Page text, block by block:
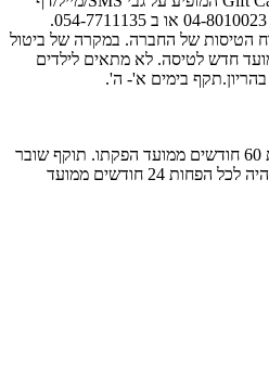
מודפס. לפרטים נוספים והזמנות: 04-8010023 או ב 054-7711135.
הטיסות של החברה. במקרה של ביטול
חדש לטיסה. לא מתאים לילדים
תוקף שובר כספי הינו לכל הפחות 60 חודשים ממועד הפקתו. תוקף שובר
לרכישת מוצר או שירות מסויים יהיה לכל הפחות 24 חודשים ממועד